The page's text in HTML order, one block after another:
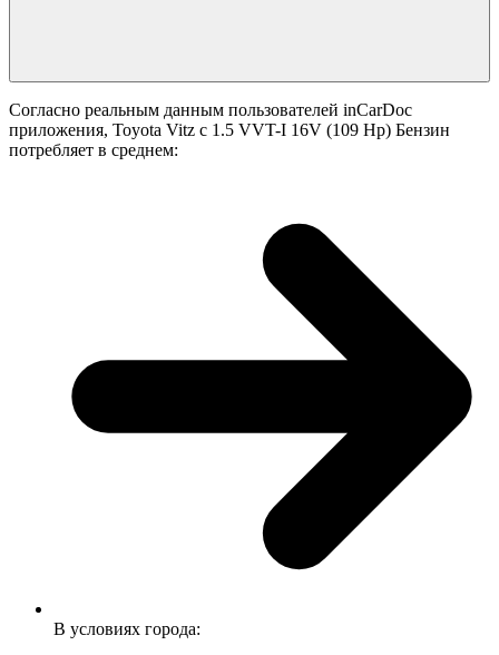
Согласно реальным данным пользователей inCarDoc
приложения, Toyota Vitz с 1.5 VVT-I 16V (109 Hp) Бензин
потребляет в среднем:
В условиях города: